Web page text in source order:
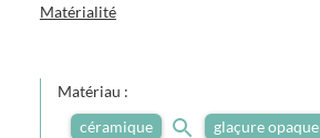
Matérialité
Matériau :
céramique
glaçure opaque